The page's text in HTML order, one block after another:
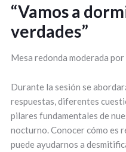
“Vamos a
verdades”
Mesa redonda moderada
Durante la sesión se
respuestas, diferentes
pilares fundamentales de
nocturno. Conocer cómo es
puede ayudarnos a